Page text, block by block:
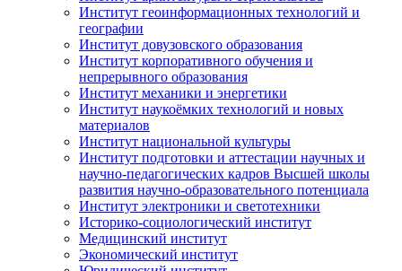
Институт геоинформационных технологий и
географии
Институт довузовского образования
Институт корпоративного обучения и
непрерывного образования
Институт механики и энергетики
Институт наукоёмких технологий и новых
материалов
Институт национальной культуры
Институт подготовки и аттестации научных и
научно-педагогических кадров Высшей школы
развития научно-образовательного потенциала
Институт электроники и светотехники
Историко-социологический институт
Медицинский институт
Экономический институт